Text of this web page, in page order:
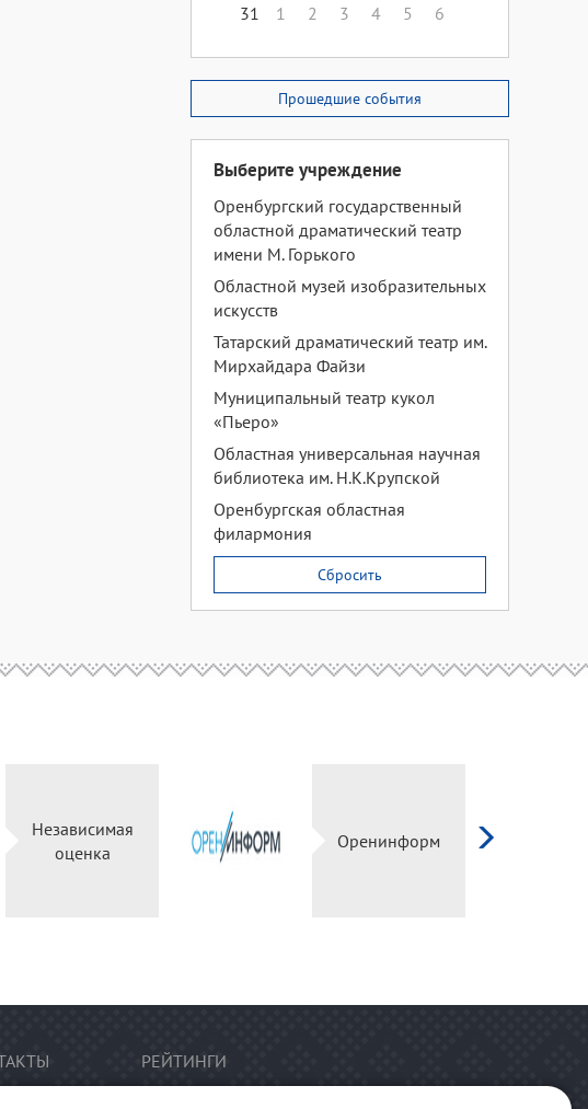
31
1 2 3 4 5 6
Прошедшие события
Выберите учреждение
Оренбургский государственный
областной драматический театр
имени М. Горького
Областной музей изобразительных
искусств
Татарский драматический театр им.
Мирхайдара Файзи
Муниципальный театр кукол
«Пьеро»
Областная универсальная научная
библиотека им. Н.К.Крупской
Оренбургская областная
филармония
Сбросить
Независимая
оценка
Оренинформ
РЕЙТИНГИ